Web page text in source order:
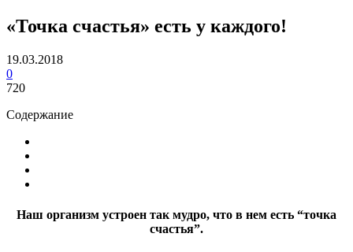
«Точка счастья» есть у каждого!
19.03.2018
0
720
Содержание
Наш организм устроен так мудро, что в нем есть “точка
счастья”.